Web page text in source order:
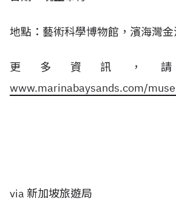
地點：藝術科學博物館，濱海灣
更多資訊，
www.marinabaysands.com/
via 新加坡旅遊局